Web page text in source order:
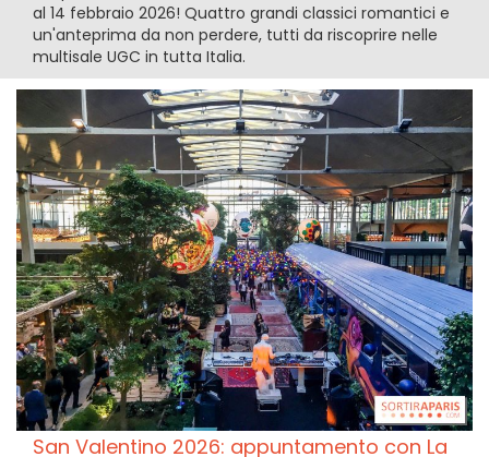
al 14 febbraio 2026! Quattro grandi classici romantici e
un'anteprima da non perdere, tutti da riscoprire nelle
multisale UGC in tutta Italia.
San Valentino 2026: appuntamento con La